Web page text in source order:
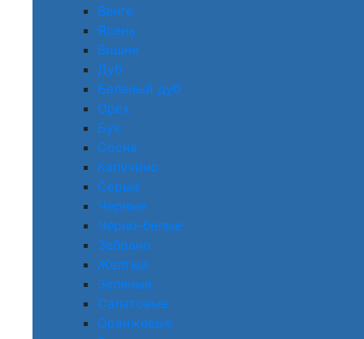
Венге
Ясень
Вишня
Дуб
Беленый дуб
Орех
Бук
Сосна
Капучино
Серые
Черные
Черно-белые
Зебрано
Желтые
Зеленые
Салатовые
Оранжевые